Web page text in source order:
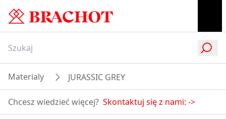
Materialy JURASSIC GREY
Chcesz wiedzieć więcej? Skontaktuj się z nami: ->